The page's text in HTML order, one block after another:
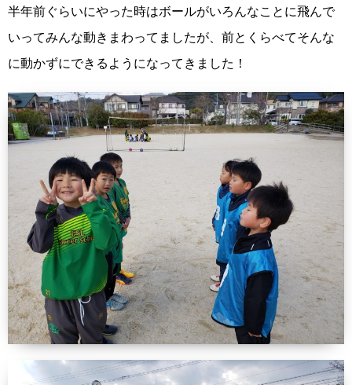
半年前ぐらいにやった時はボールがいろんなことに飛んで
いってみんな動きまわってましたが、前とくらべてそんな
に動かずにできるようになってきました！